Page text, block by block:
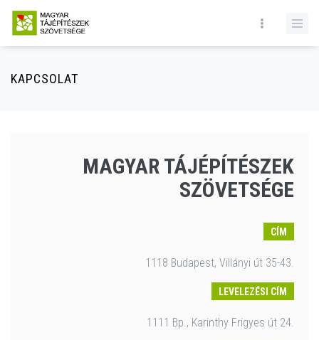
KAPCSOLAT
MAGYAR TÁJÉPÍTÉSZEK
SZÖVETSÉGE
CÍM
1118 Budapest, Villányi út 35-43.
LEVELEZÉSI CÍM
1111 Bp., Karinthy Frigyes út 24.